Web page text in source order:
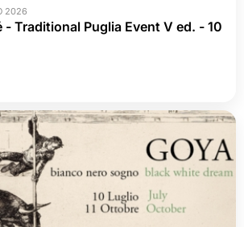
2026
- Traditional Puglia Event V ed. - 10